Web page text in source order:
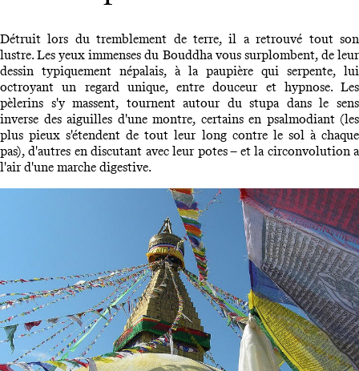
Détruit lors du tremblement de terre, il a retrouvé tout son
lustre. Les yeux immenses du Bouddha vous surplombent, de leur
dessin typiquement népalais, à la paupière qui serpente, lui
octroyant un regard unique, entre douceur et hypnose. Les
pèlerins s'y massent, tournent autour du stupa dans le sens
inverse des aiguilles d'une montre, certains en psalmodiant (les
plus pieux s'étendent de tout leur long contre le sol à chaque
pas), d'autres en discutant avec leur potes – et la circonvolution a
l'air d'une marche digestive.